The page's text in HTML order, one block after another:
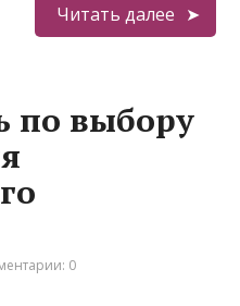
Читать далее
по выбору
0